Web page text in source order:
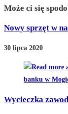
Może ci się
Nowy sprzęt w
30 lipca 2020
Wycieczka